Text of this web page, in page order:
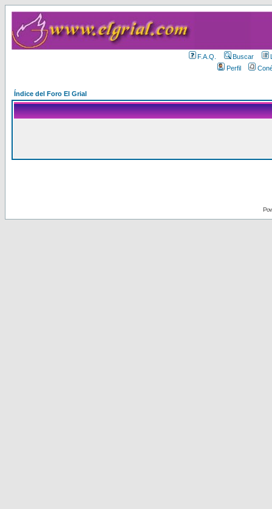
F.A.Q. Buscar
Perfil
Índice del Foro El Grial